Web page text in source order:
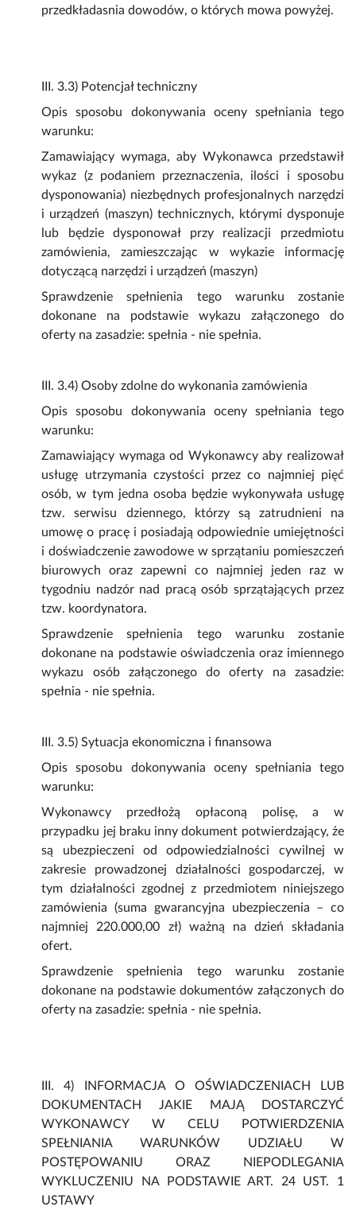
przedkładasnia dowodów, o których mowa powyżej.
III. 3.3) Potencjał techniczny
Opis sposobu dokonywania oceny spełniania tego
warunku:
Zamawiający wymaga, aby Wykonawca przedstawił
wykaz (z podaniem przeznaczenia, ilości i sposobu
dysponowania) niezbędnych profesjonalnych narzędzi
i urządzeń (maszyn) technicznych, którymi dysponuje
lub będzie dysponował przy realizacji przedmiotu
zamówienia, zamieszczając w wykazie informację
dotyczącą narzędzi i urządzeń (maszyn)
Sprawdzenie spełnienia tego warunku zostanie
dokonane na podstawie wykazu załączonego do
oferty na zasadzie: spełnia - nie spełnia.
III. 3.4) Osoby zdolne do wykonania zamówienia
Opis sposobu dokonywania oceny spełniania tego
warunku:
Zamawiający wymaga od Wykonawcy aby realizował
usługę utrzymania czystości przez co najmniej pięć
osób, w tym jedna osoba będzie wykonywała usługę
tzw. serwisu dziennego, którzy są zatrudnieni na
umowę o pracę i posiadają odpowiednie umiejętności
i doświadczenie zawodowe w sprzątaniu pomieszczeń
biurowych oraz zapewni co najmniej jeden raz w
tygodniu nadzór nad pracą osób sprzątających przez
tzw. koordynatora.
Sprawdzenie spełnienia tego warunku zostanie
dokonane na podstawie oświadczenia oraz imiennego
wykazu osób załączonego do oferty na zasadzie:
spełnia - nie spełnia.
III. 3.5) Sytuacja ekonomiczna i finansowa
Opis sposobu dokonywania oceny spełniania tego
warunku:
Wykonawcy przedłożą opłaconą polisę, a w
przypadku jej braku inny dokument potwierdzający, że
są ubezpieczeni od odpowiedzialności cywilnej w
zakresie prowadzonej działalności gospodarczej, w
tym działalności zgodnej z przedmiotem niniejszego
zamówienia (suma gwarancyjna ubezpieczenia – co
najmniej 220.000,00 zł) ważną na dzień składania
ofert.
Sprawdzenie spełnienia tego warunku zostanie
dokonane na podstawie dokumentów załączonych do
oferty na zasadzie: spełnia - nie spełnia.
III. 4) INFORMACJA O OŚWIADCZENIACH LUB
DOKUMENTACH JAKIE MAJĄ DOSTARCZYĆ
WYKONAWCY W CELU POTWIERDZENIA
SPEŁNIANIA WARUNKÓW UDZIAŁU W
POSTĘPOWANIU ORAZ NIEPODLEGANIA
WYKLUCZENIU NA PODSTAWIE ART. 24 UST. 1
USTAWY